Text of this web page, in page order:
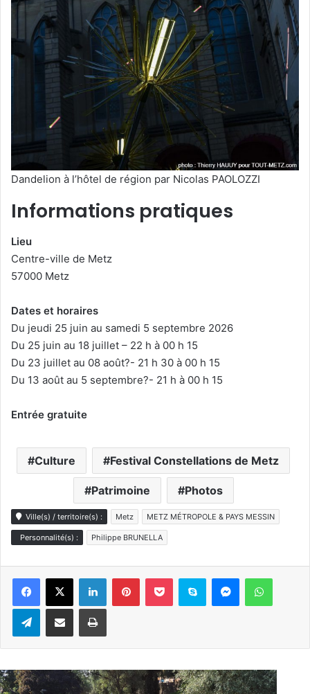
Dandelion à l’hôtel de région par Nicolas PAOLOZZI
Informations pratiques
Lieu
Centre-ville de Metz
57000 Metz
Dates et horaires
Du jeudi 25 juin au samedi 5 septembre 2026
Du 25 juin au 18 juillet – 22 h à 00 h 15
Du 23 juillet au 08 août?- 21 h 30 à 00 h 15
Du 13 août au 5 septembre?- 21 h à 00 h 15
Entrée gratuite
Culture Festival Constellations de Metz
Patrimoine Photos
Ville(s) / territoire(s) : Metz METZ MÉTROPOLE & PAYS MESSIN
Personnalité(s) : Philippe BRUNELLA
LinkedinPinterestPocket Skype Messenger
TelegramPartager par e-mail Imprimer